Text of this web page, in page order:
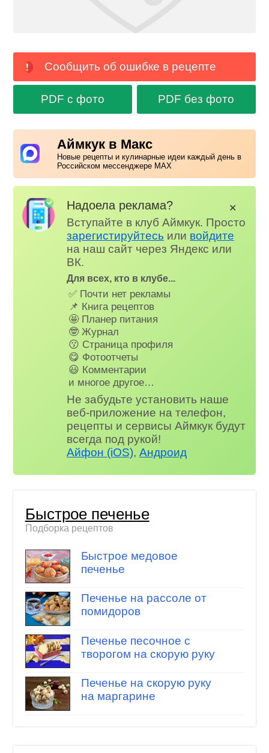
Сообщить об ошибке в рецепте
PDF с фото PDF без фото
Аймкук в Макс
Новые рецепты и кулинарные идеи каждый день в
Российском мессенджере MAX
Надоела реклама?
Вступайте в клуб Аймкук. Просто
зарегистируйтесь или войдите
на наш сайт через Яндекс или
ВК.
Для всех, кто в клубе...
✅ Почти нет рекламы
📌 Книга рецептов
🤩 Планер питания
🤓 Журнал
😗 Страница профиля
😋 Фотоотчеты
😃 Комментарии
и многое другое…
Не забудьте установить наше
веб-приложение на телефон,
рецепты и сервисы Аймкук будут
всегда под рукой!
Айфон (iOS),Андроид
✕
Быстрое печенье
Подборка рецептов
Быстрое медовое
печенье
Печенье на рассоле от
помидоров
Печенье песочное с
творогом на скорую руку
Печенье на скорую руку
на маргарине